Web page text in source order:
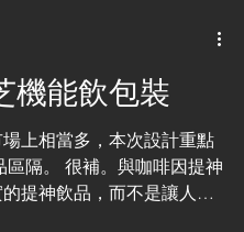
機能飲包裝
上相當多，本次設計重點
隔。 很補。與咖啡因提神
提神飲品，而不是讓人不